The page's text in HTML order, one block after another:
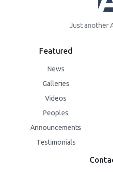
Just another
Featured
News
Galleries
Videos
Peoples
Announcements
Testimonials